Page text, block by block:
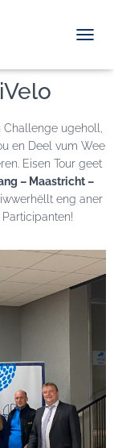
ugeholl,
en Deel vum Wee
Eisen Tour geet
– Maastricht –
eng aner